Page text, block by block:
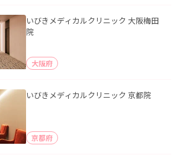
いびきメディカルクリニック 大阪梅田
院
大阪府
いびきメディカルクリニック 京都院
京都府